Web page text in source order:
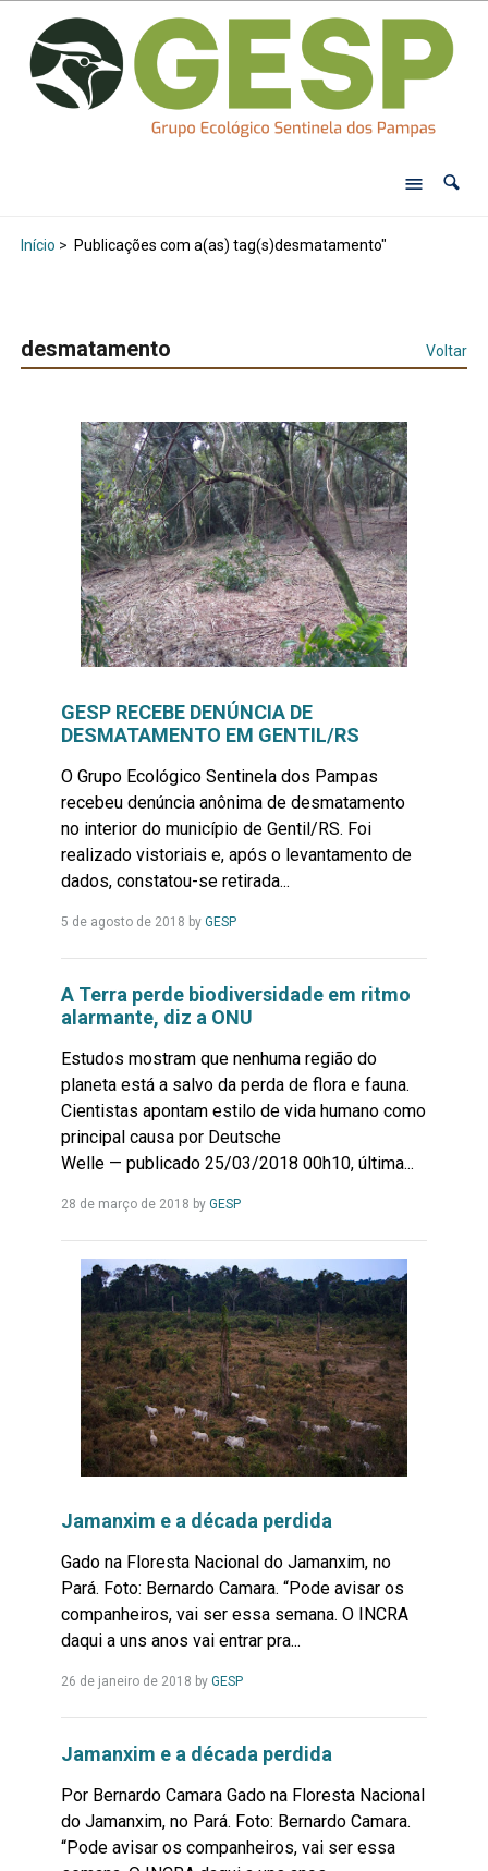
Início > Publicações com a(as) tag(s)desmatamento"
desmatamento Voltar
GESP RECEBE DENÚNCIA DE
DESMATAMENTO EM GENTIL/RS
O Grupo Ecológico Sentinela dos Pampas
recebeu denúncia anônima de desmatamento
no interior do município de Gentil/RS. Foi
realizado vistoriais e, após o levantamento de
dados, constatou-se retirada...
5 de agosto de 2018 by GESPLeia
A Terra perde biodiversidade em ritmo
alarmante, diz a ONU
Estudos mostram que nenhuma região do
planeta está a salvo da perda de flora e fauna.
Cientistas apontam estilo de vida humano como
principal causa por Deutsche
Welle — publicado 25/03/2018 00h10, última...
28 de março de 2018 by GESPLeia
Jamanxim e a década perdida
Gado na Floresta Nacional do Jamanxim, no
Pará. Foto: Bernardo Camara. “Pode avisar os
companheiros, vai ser essa semana. O INCRA
daqui a uns anos vai entrar pra...
26 de janeiro de 2018 by GESPLeia
Jamanxim e a década perdida
Por Bernardo Camara Gado na Floresta Nacional
do Jamanxim, no Pará. Foto: Bernardo Camara.
“Pode avisar os companheiros, vai ser essa